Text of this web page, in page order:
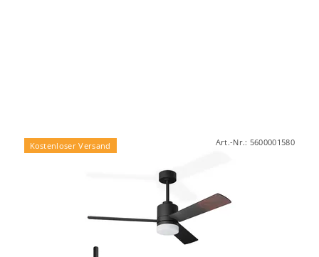
Kostenloser Versand Art.-Nr.: 5600001580